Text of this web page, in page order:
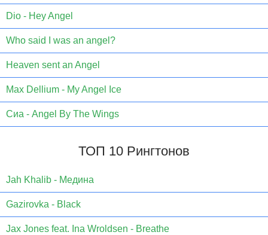
Dio - Hеy Angel
Who said I was an angel?
Heaven sent an Angel
Max Dellium - My Angel Ice
Сиа - Angel By The Wings
ТОП 10 Рингтонов
Jаh Khаlib - Медина
Gazirovka - Black
Jax Jones feat. Ina Wroldsen - Breathe